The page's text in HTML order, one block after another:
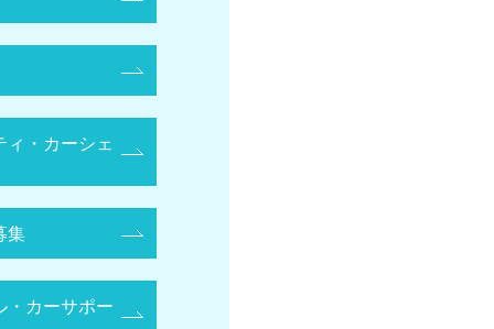
ィ・カーシェ
集
・カーサポー